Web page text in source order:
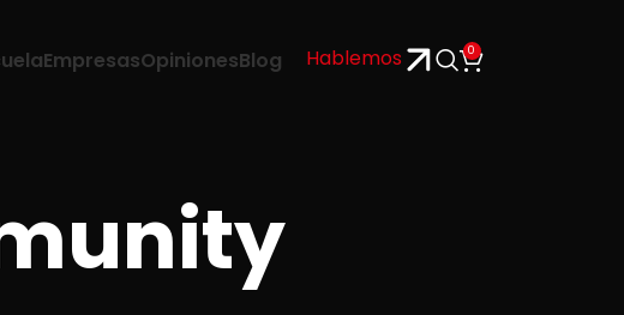
EmpresasOpinionesBlog Hablemos 0